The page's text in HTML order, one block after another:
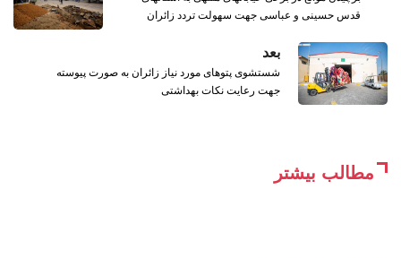
قدس حسینی و عباسی جهت سهولت تردد زائران
بعد
شستشوی پتوهای مورد نیاز زائران به صورت پیوسته
جهت رعایت نکات بهداشتی
مطالب بیشتر